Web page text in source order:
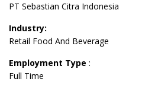
PT Sebastian Citra Indonesia
Industry:
Retail Food And Beverage
Employment Type :
Full Time